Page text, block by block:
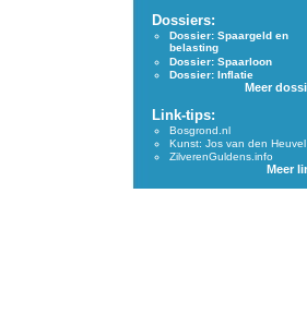
Dossiers:
Dossier: Spaargeld en
belasting
Dossier: Spaarloon
Dossier: Inflatie
Meer
Link-tips:
Bosgrond.nl
Kunst: Jos van den Heuvel
ZilverenGuldens.info
Meer